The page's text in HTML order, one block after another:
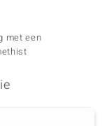
met een